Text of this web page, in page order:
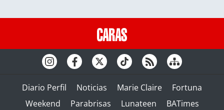
Diario Perfil Noticias Marie Claire
Fortuna
Weekend
Parabrisas Lunateen BATimes